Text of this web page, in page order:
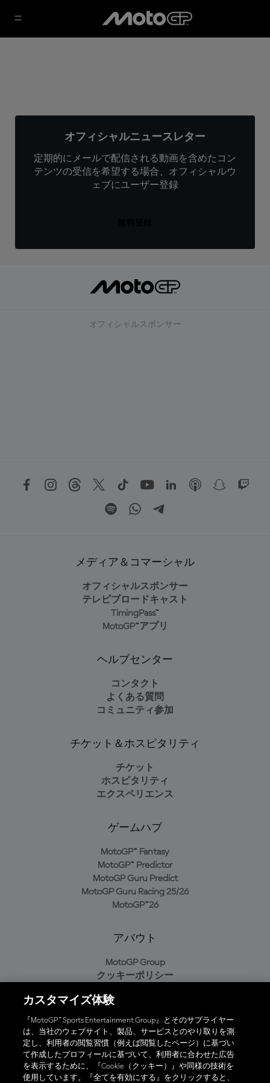
オフィシャルニュースレター
定期的にメールで配信される動画を含めたコン
テンツの受信を希望する場合、オフィシャルウ
ェブにユーザー登録
オフィシャルスポンサー
メディア＆コマーシャル
オフィシャルスポンサー
テレビブロードキャスト
TimingPass™
MotoGP™アプリ
ヘルプセンター
コンタクト
よくある質問
コミュニティ参加
チケット＆ホスピタリティ
チケット
ホスピタリティ
エクスペリエンス
ゲームハブ
MotoGP™ Fantasy
MotoGP™ Predictor
MotoGP Guru Predict
MotoGP Guru Racing 25/26
MotoGP™26
アバウト
MotoGP Group
クッキーポリシー
プライバシーポリシー
購入ポリシー
オフィシャルアプリ
カスタマイズ体験
『MotoGP™ Sports Entertainment Group』とそのサプライヤー
は、当社のウェブサイト、製品、サービスとのやり取りを測
定し、利用者の閲覧習慣（例えば閲覧したページ）に基づい
て作成したプロフィールに基づいて、利用者に合わせた広告
を表示するために、『Cookie（クッキー）』や同様の技術を
使用しています。『全てを有効にする』をクリックすると、